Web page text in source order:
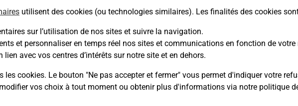
utilisent des cookies (ou technologies similaires). Les finalités des cookies
sur l’utilisation de nos sites et suivre la navigation.
et personnaliser en temps réel nos sites et communications en fonction de
avec vos centres d’intérêts sur notre site et en dehors.
cookies. Le bouton "Ne pas accepter et fermer" vous permet d'indiquer votre
vos choix à tout moment ou obtenir plus d'informations via notre politique
sécurité au quotidien ?
Poste et sous quelles conditions ?